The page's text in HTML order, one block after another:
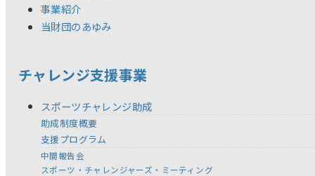
事業紹介
当財団のあゆみ
チャレンジ支援事業
スポーツチャレンジ助成
助成制度概要
支援プログラム
中間報告会
スポーツ・チャレンジャーズ・ミーティング